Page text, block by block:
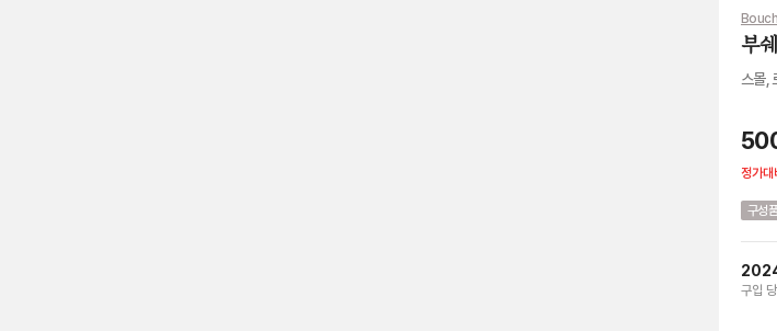
부
스몰,
정가대
구성
구입